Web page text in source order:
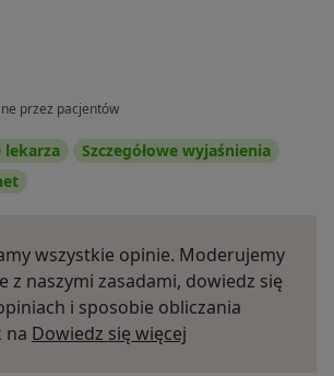
przez pacjentów
lekarza
Szczegółowe wyjaśnienia
wszystkie opinie. Moderujemy
z naszymi zasadami, dowiedz się
i sposobie obliczania
na Dowiedz się więcej